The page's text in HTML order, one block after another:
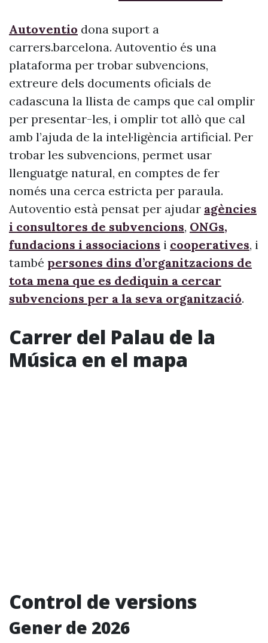
Autoventio dona suport a
carrers.barcelona. Autoventio és una
plataforma per trobar subvencions,
extreure dels documents oficials de
cadascuna la llista de camps que cal omplir
per presentar-les, i omplir tot allò que cal
amb l’ajuda de la intel·ligència artificial. Per
trobar les subvencions, permet usar
llenguatge natural, en comptes de fer
només una cerca estricta per paraula.
Autoventio està pensat per ajudar agències
i consultores de subvencions, ONGs,
fundacions i associacions i cooperatives, i
també persones dins d’organitzacions de
tota mena que es dediquin a cercar
subvencions per a la seva organització.
Carrer del Palau de la
Música en el mapa
Control de versions
Gener de 2026